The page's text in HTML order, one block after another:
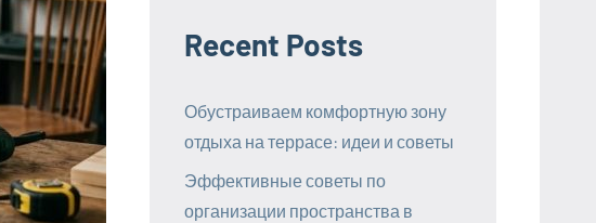
Recent Posts
Обустраиваем комфортную зону
отдыха на террасе: идеи и советы
Эффективные советы по
организации пространства в